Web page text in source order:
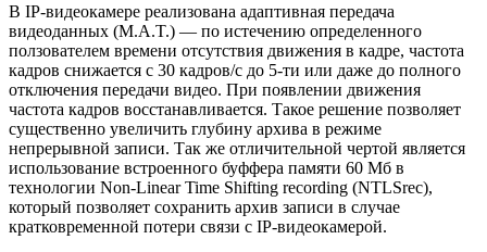
В IP-видеокамере реализована адаптивная передача
видеоданных (M.A.T.) — по истечению определенного
ползователем времени отсутствия движения в кадре, частота
кадров снижается с 30 кадров/с до 5-ти или даже до полного
отключения передачи видео. При появлении движения
частота кадров восстанавливается. Такое решение позволяет
существенно увеличить глубину архива в режиме
непрерывной записи. Так же отличительной чертой является
использование встроенного буффера памяти 60 Мб в
технологии Non-Linear Time Shifting recording (NTLSrec),
который позволяет сохранить архив записи в случае
кратковременной потери связи с IP-видеокамерой.